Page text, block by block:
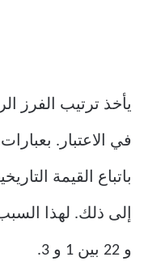
يأخذ ترتيب الفرز
في الاعتبار.
باتباع القيمة
و 22 بين 1 و 3.